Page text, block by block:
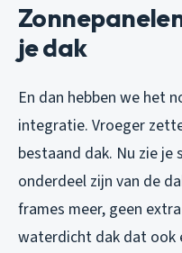
je dak
En dan hebben we het
integratie. Vroeger
bestaand dak. Nu zie je
onderdeel zijn van de
frames meer, geen
waterdicht dak dat ook